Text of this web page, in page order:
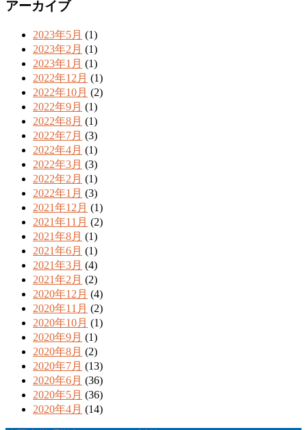
アーカイブ
2023年5月 (1)
2023年2月 (1)
2023年1月 (1)
2022年12月 (1)
2022年10月 (2)
2022年9月 (1)
2022年8月 (1)
2022年7月 (3)
2022年4月 (1)
2022年3月 (3)
2022年2月 (1)
2022年1月 (3)
2021年12月 (1)
2021年11月 (2)
2021年8月 (1)
2021年6月 (1)
2021年3月 (4)
2021年2月 (2)
2020年12月 (4)
2020年11月 (2)
2020年10月 (1)
2020年9月 (1)
2020年8月 (2)
2020年7月 (13)
2020年6月 (36)
2020年5月 (36)
2020年4月 (14)